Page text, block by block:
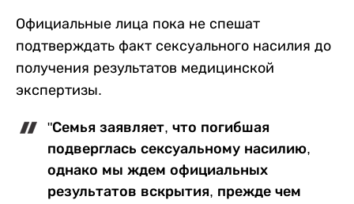
Официальные лица пока не спешат
подтверждать факт сексуального насилия до
получения результатов медицинской
экспертизы.
"Семья заявляет, что погибшая
подверглась сексуальному насилию,
однако мы ждем официальных
результатов вскрытия, прежде чем